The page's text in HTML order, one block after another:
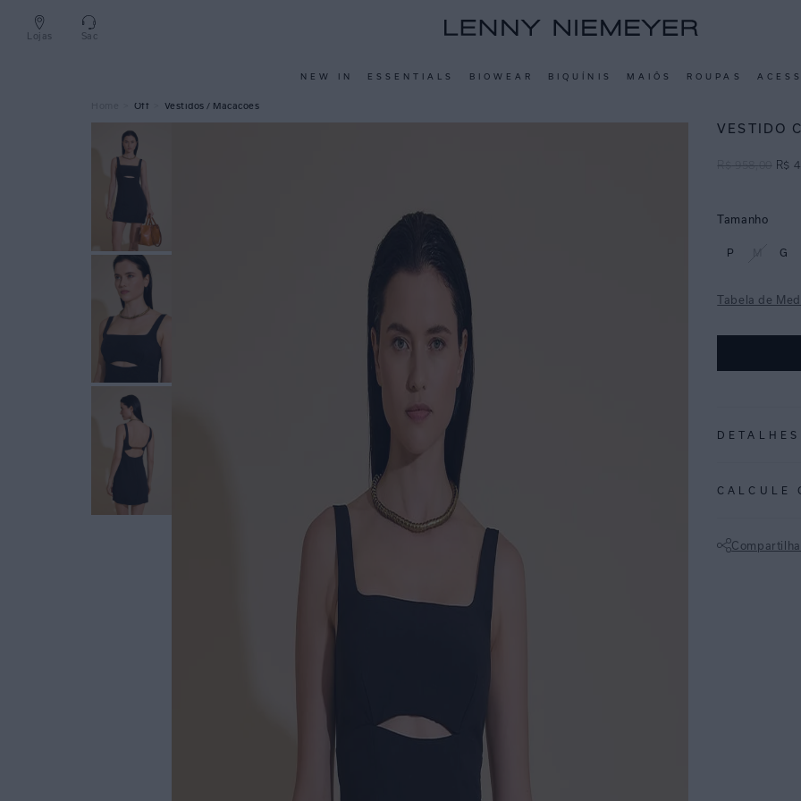
Lojas Sac
NEW IN ESSENTIALS BIOWEAR BIQUÍNIS MAIÔS ROUPAS
Off Vestidos / Macacões
VESTIDO
R$ 958,00 R$
Tamanho
P G
Tabela de
CALCULE